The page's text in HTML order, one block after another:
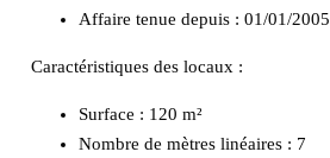
Affaire tenue depuis : 01/01/2005
Caractéristiques des locaux :
Surface : 120 m²
Nombre de mètres linéaires : 7